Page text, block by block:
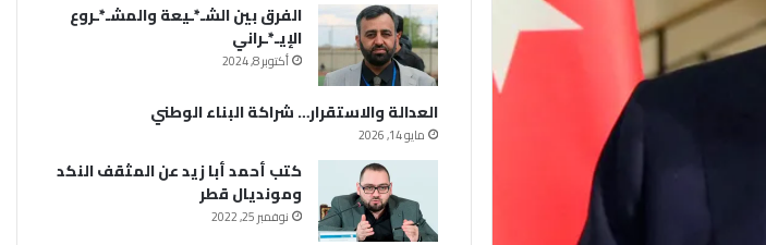
الفرق بين الشـ*ـيعة والمشـ*ـروع
الإيـ*ـراني
أكتوبر 8, 2024
العدالة والاستقرار… شراكة البناء الوطني
مايو 14, 2026
كتب أحمد أبا زيد عن المثقف النكد
ومونديال قطر
نوفمبر 25, 2022